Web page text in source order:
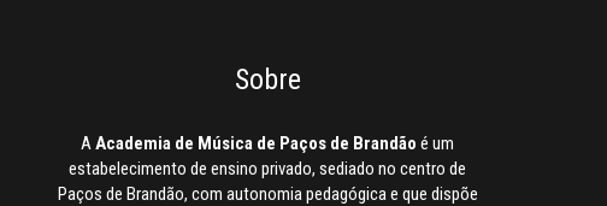
Sobre
AAcademia de Música de Paços de Brandão é um
estabelecimento de ensino privado, sediado no centro de
Paços de Brandão, com autonomia pedagógica e que dispõe